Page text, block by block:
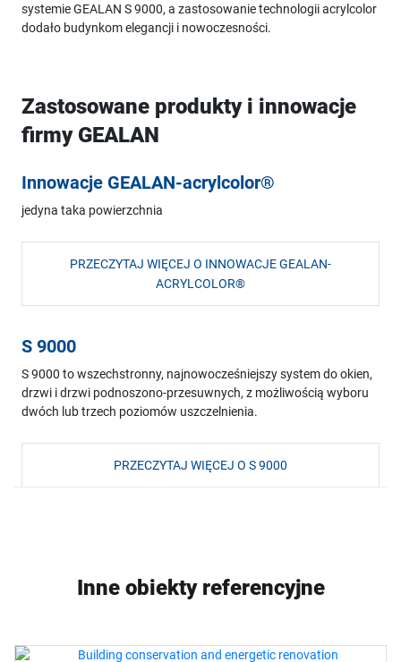
systemie GEALAN S 9000, a zastosowanie technologii acrylcolor
dodało budynkom elegancji i nowoczesności.
Zastosowane produkty i innowacje
firmy GEALAN
Innowacje GEALAN-acrylcolor®
jedyna taka powierzchnia
PRZECZYTAJ WIĘCEJ O INNOWACJE GEALAN-
ACRYLCOLOR®
S 9000
S 9000 to wszechstronny, najnowocześniejszy system do okien,
drzwi i drzwi podnoszono-przesuwnych, z możliwością wyboru
dwóch lub trzech poziomów uszczelnienia.
PRZECZYTAJ WIĘCEJ O S 9000
Inne obiekty referencyjne